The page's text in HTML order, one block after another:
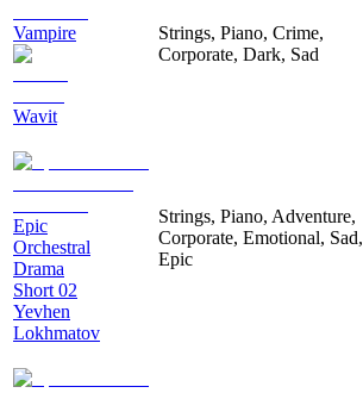
Vampire
Wavit
Strings, Piano, Crime,
Corporate, Dark, Sad
Epic
Orchestral
Drama
Short 02
Yevhen
Lokhmatov
Strings, Piano, Adventure,
Corporate, Emotional, Sad,
Epic